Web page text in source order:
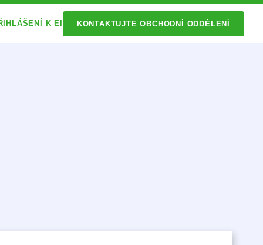
K EI KONTAKTUJTE OBCHODNÍ ODDĚLENÍ